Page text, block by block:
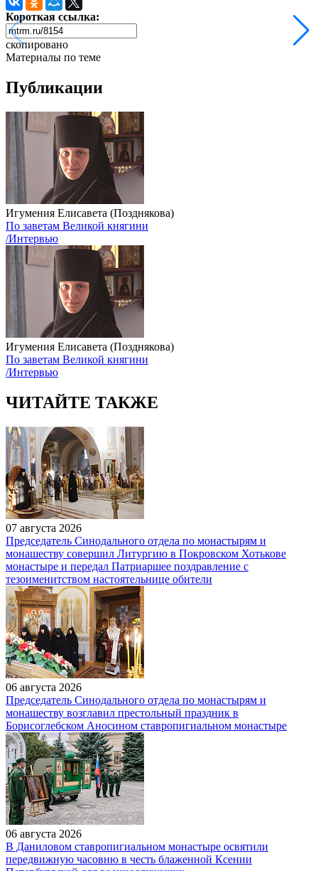
Короткая ссылка:
скопировано
Материалы по теме
Публикации
Игумения Елисавета (Позднякова)
По заветам Великой княгини
/Интервью
Игумения Елисавета (Позднякова)
По заветам Великой княгини
/Интервью
ЧИТАЙТЕ ТАКЖЕ
07 августа 2026
Председатель Синодального отдела по монастырям и
монашеству совершил Литургию в Покровском Хотькове
монастыре и передал Патриаршее поздравление с
тезоименитством настоятельнице обители
06 августа 2026
Председатель Синодального отдела по монастырям и
монашеству возглавил престольный праздник в
Борисоглебском Аносином ставропигиальном монастыре
06 августа 2026
В Даниловом ставропигиальном монастыре освятили
передвижную часовню в честь блаженной Ксении